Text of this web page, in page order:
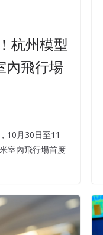
杭州模型
內飛行場
10月30日至11
室內飛行場首度